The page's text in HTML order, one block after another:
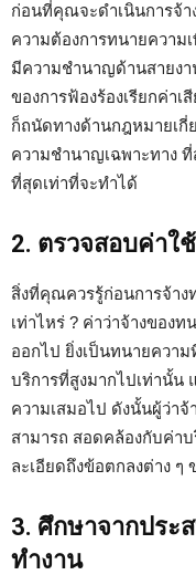
ก่อนที่คุณจะดำเนินการจ้
ความต้องการทนายความ
มีความชำนาญด้านสายงา
ของการฟ้องร้องเรียกค่าเ
ก็ถนัดทางด้านกฎหมายเ
ความชำนาญเฉพาะทาง
ที่สุดเท่าที่จะทำได้
2. ตรวจสอบค่าใ
สิ่งที่คุณควรรู้ก่อนการจ้าง
เท่าไหร่ ? ค่าว่าจ้างของ
ออกไป ยิ่งเป็นทนายความ
บริการที่สูงมากไปเท่านั้น
ความเสมอไป ดังนั้นผู้ว่า
สามารถ สอดคล้องกับค่า
ละเอียดถึงข้อตกลงต่าง ๆ
3. ศึกษาจากประ
ทำงาน